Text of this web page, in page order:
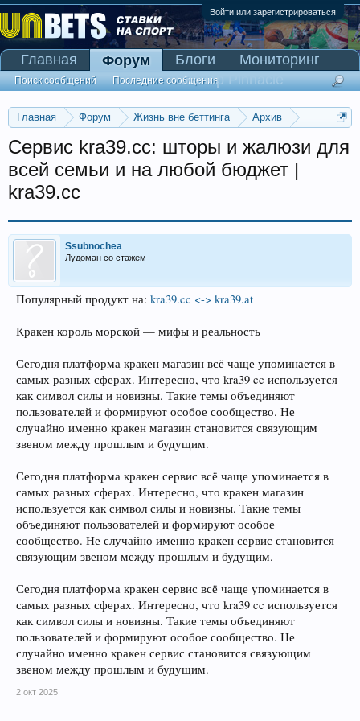
Войти или зарегистрироваться
Главная Форум Жизнь вне беттинга
Архив
Сервис kra39.cc: шторы и жалюзи для
всей семьи и на любой бюджет |
kra39.cc
Ssubnochea
Лудоман со стажем
Популярный продукт на: kra39.cc <-> kra39.at
Кракен король морской — мифы и реальность
Сегодня платформа кракен магазин всё чаще упоминается в
самых разных сферах. Интересно, что kra39 cc используется
как символ силы и новизны. Такие темы объединяют
пользователей и формируют особое сообщество. Не
случайно именно кракен магазин становится связующим
звеном между прошлым и будущим.
Сегодня платформа кракен сервис всё чаще упоминается в
самых разных сферах. Интересно, что кракен магазин
используется как символ силы и новизны. Такие темы
объединяют пользователей и формируют особое
сообщество. Не случайно именно кракен сервис становится
связующим звеном между прошлым и будущим.
Сегодня платформа кракен сервис всё чаще упоминается в
самых разных сферах. Интересно, что kra39 cc используется
как символ силы и новизны. Такие темы объединяют
пользователей и формируют особое сообщество. Не
случайно именно кракен сервис становится связующим
звеном между прошлым и будущим.
2 окт 2025
Главная Форум
Поиск сообщений Последние сообщения
Блоги
Мониторинг
Сканер Pinnacle